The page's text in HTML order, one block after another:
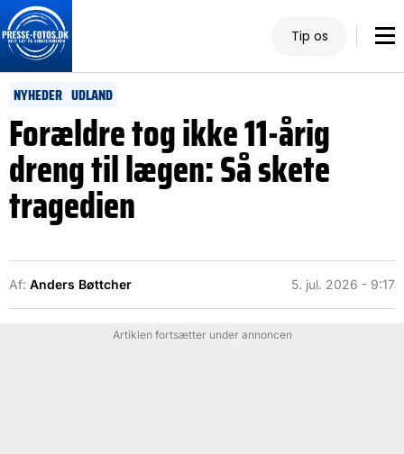
Tip os
NYHEDER UDLAND
Forældre tog ikke 11-årig
dreng til lægen: Så skete
tragedien
Af: Anders Bøttcher 5. jul. 2026 - 9:17
Artiklen fortsætter under annoncen